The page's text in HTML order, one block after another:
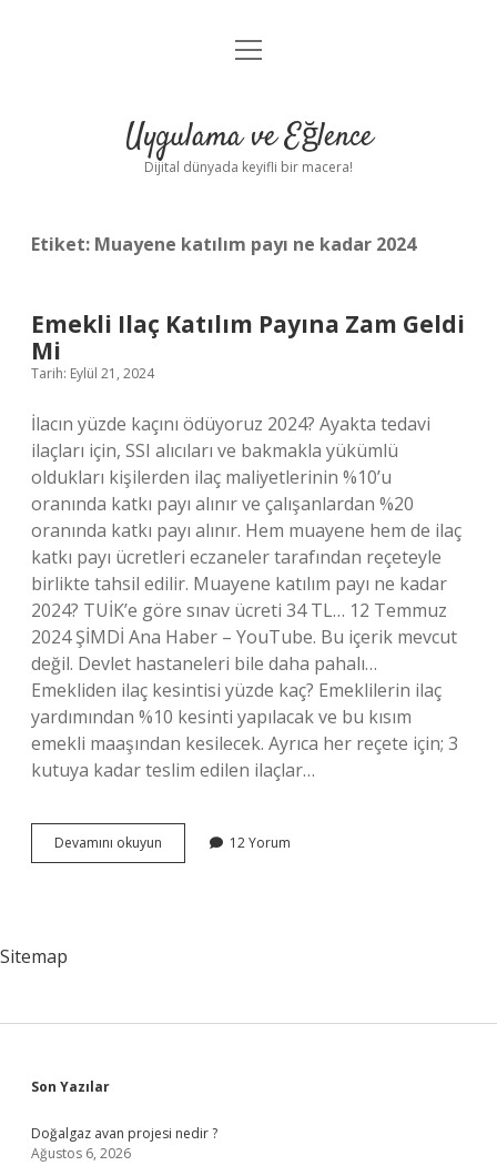
Anasayfa
Yasal Uyarı
menüyü
Uygulama ve Eğlence
Dijital dünyada keyifli bir macera!
Etiket: Muayene katılım payı ne kadar 2024
Emekli Ilaç Katılım Payına Zam Geldi
Mi
Tarih: Eylül 21, 2024
İlacın yüzde kaçını ödüyoruz 2024? Ayakta tedavi
ilaçları için, SSI alıcıları ve bakmakla yükümlü
oldukları kişilerden ilaç maliyetlerinin %10’u
oranında katkı payı alınır ve çalışanlardan %20
oranında katkı payı alınır. Hem muayene hem de ilaç
katkı payı ücretleri eczaneler tarafından reçeteyle
birlikte tahsil edilir. Muayene katılım payı ne kadar
2024? TUİK’e göre sınav ücreti 34 TL… 12 Temmuz
2024 ŞİMDİ Ana Haber – YouTube. Bu içerik mevcut
değil. Devlet hastaneleri bile daha pahalı…
Emekliden ilaç kesintisi yüzde kaç? Emeklilerin ilaç
yardımından %10 kesinti yapılacak ve bu kısım
emekli maaşından kesilecek. Ayrıca her reçete için; 3
kutuya kadar teslim edilen ilaçlar…
Devamını okuyun
Ilaç
12 Yorum
Sitemap
Sidebar
Son Yazılar
Doğalgaz avan projesi nedir ?
Ağustos 6, 2026